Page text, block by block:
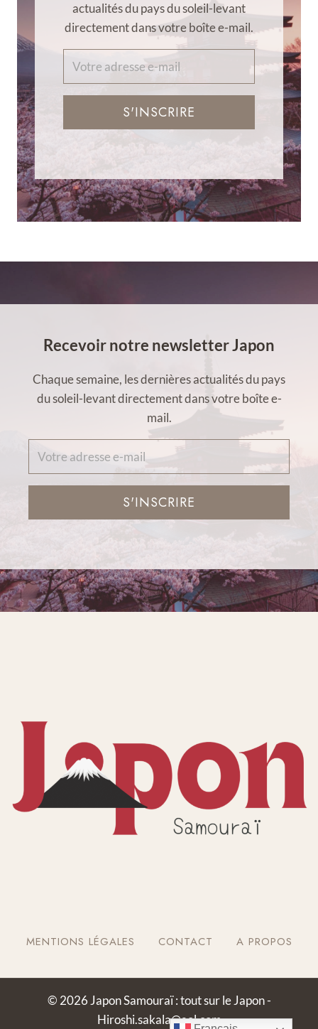
actualités du pays du soleil-levant
directement dans votre boîte e-mail.
S'INSCRIRE
Recevoir notre newsletter Japon
Chaque semaine, les dernières actualités du pays
du soleil-levant directement dans votre boîte e-
mail.
S'INSCRIRE
MENTIONS LÉGALES CONTACT A PROPOS
© 2026 Japon Samouraï : tout sur le Japon -
Hiroshi.sakala@aol.com